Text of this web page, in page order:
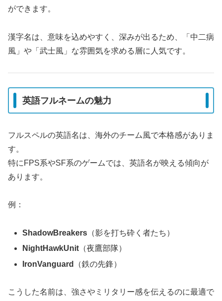
ができます。
漢字名は、意味を込めやすく、深みが出るため、「中二病
風」や「武士風」な雰囲気を求める層に人気です。
英語フルネームの魅力
フルスペルの英語名は、海外のチーム風で本格感がありま
す。
特にFPS系やSF系のゲームでは、英語名が映える傾向が
あります。
例：
ShadowBreakers （影を打ち砕く者たち）
NightHawkUnit （夜鷹部隊）
IronVanguard
（鉄の先鋒）
こうした名前は、強さやミリタリー感を伝えるのに最適で